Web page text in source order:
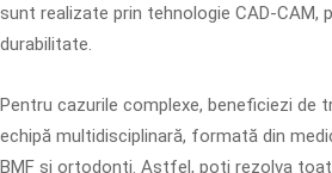
sunt realizate prin tehnologie CAD-CAM,
durabilitate.
Pentru cazurile complexe, beneficiezi de
echipă multidisciplinară, formată din
BMF și ortodonți. Astfel, poți rezolva